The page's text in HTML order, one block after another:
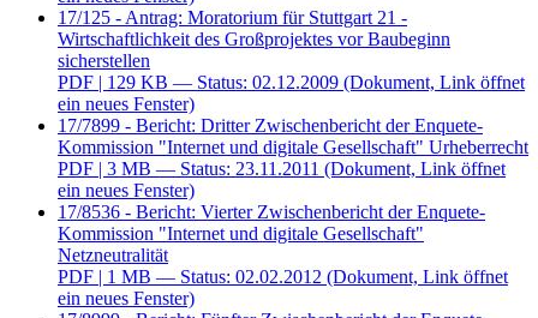
17/125 - Antrag: Moratorium für Stuttgart 21 -
Wirtschaftlichkeit des Großprojektes vor Baubeginn
sicherstellen
PDF | 129 KB — Status: 02.12.2009 (Dokument, Link öffnet
ein neues Fenster)
17/7899 - Bericht: Dritter Zwischenbericht der Enquete-
Kommission "Internet und digitale Gesellschaft" Urheberrecht
PDF | 3 MB — Status: 23.11.2011 (Dokument, Link öffnet
ein neues Fenster)
17/8536 - Bericht: Vierter Zwischenbericht der Enquete-
Kommission "Internet und digitale Gesellschaft"
Netzneutralität
PDF | 1 MB — Status: 02.02.2012 (Dokument, Link öffnet
ein neues Fenster)